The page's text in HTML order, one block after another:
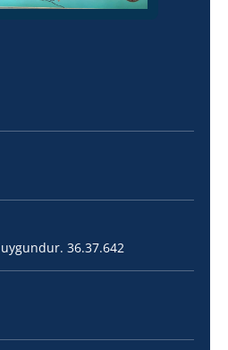
uygundur. 36.37.642